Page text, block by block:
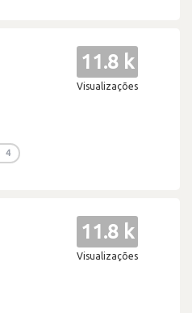
4
11.8 k
Visualizações
11.8 k
Visualizações